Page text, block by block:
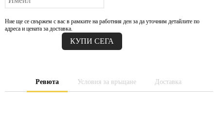
Ние ще се свържем с вас в рамките на работния ден за да уточним детайлите по
адреса и цената за доставка.
Ревюта Условия за връщане Доставка